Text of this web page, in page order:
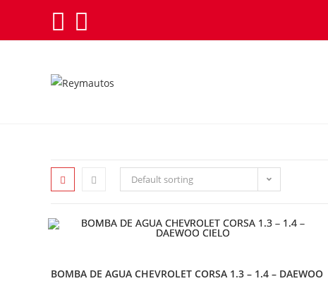
contenido
Default sorting
BOMBA DE AGUA CHEVROLET CORSA 1.3 – 1.4 – DAEWOO